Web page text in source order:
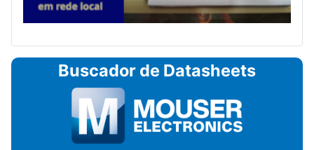
Buscador de Datasheets